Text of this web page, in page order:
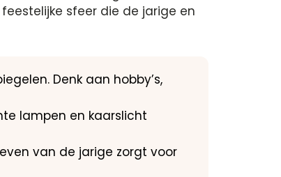
sfeer die de jarige en
Denk aan hobby’s,
lampen en kaarslicht
van de jarige zorgt voor